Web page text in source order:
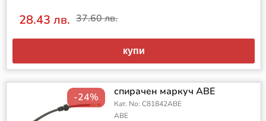
28.43 лв. 37.60 лв.
купи
-24% спирачен маркуч ABE
Кат. No: C81842ABE
ABE